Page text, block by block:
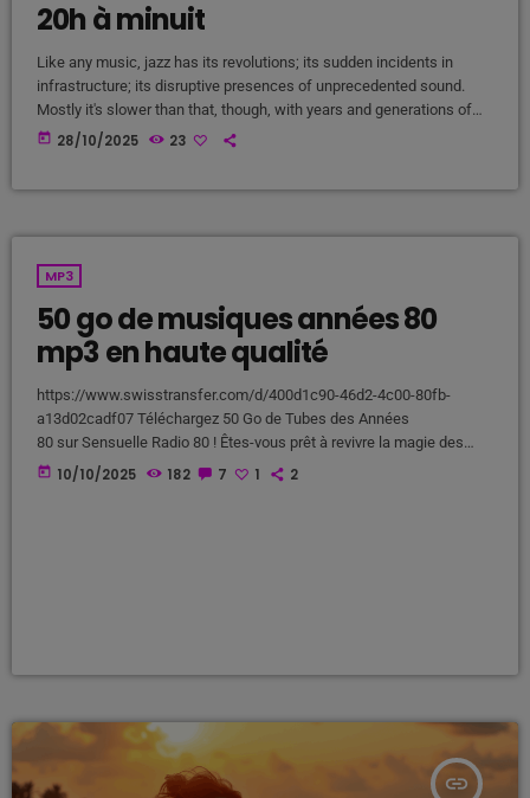
20h à minuit
Like any music, jazz has its revolutions; its sudden incidents in
infrastructure; its disruptive presences of unprecedented sound.
Mostly it's slower than that, though, with years and generations of
accretions before it seems to call for new vocabulary. That's one
today 28/10/2025 23
MP3
50 go de musiques années 80
mp3 en haute qualité
https://www.swisstransfer.com/d/400d1c90-46d2-4c00-80fb-
a13d02cadf07 Téléchargez 50 Go de Tubes des Années
80 sur Sensuelle Radio 80 ! Êtes-vous prêt à revivre la magie des
années 80 ? Sensuelle Radio 80 vous offre une opportunité
today 10/10/2025 182 7 1 2
insert_link